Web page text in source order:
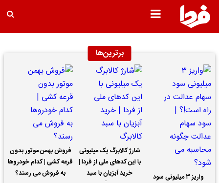
برترین‌ها
واریز ۳ میلیونی سود
شارژ کالابرگ یک میلیونی
با این کدهای ملی از فردا |
خرید آبزیان با سبد
فروش بهمن موتور بدون
قرعه کشی | کدام خودروها
به فروش می رسند؟